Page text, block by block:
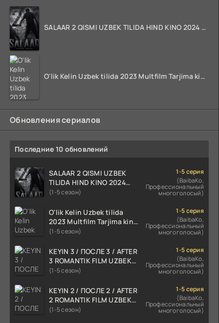
SALAAR 2 QISMI UZBEK TILIDA HIND KINO 2024 TARJIMA 720p HD Skachat
O'lik Kelin Uzbek tilida 2023 Multfilm Tarjima kino skachat
Обновления сериалов
Последние 10 обновлений
SALAAR 2 QISMI UZBEK
TILIDA HIND KINO 2024
TARJIMA 720p HD Skachat
(1-5 сезон)
1-5 серия
(BaibaKo,
Профессиональный
многоголосый)
O'lik Kelin Uzbek tilida
2023 Multfilm Tarjima kino
skachat
(1-5 сезон)
1-5 серия
(BaibaKo,
Профессиональный
многоголосый)
KEYIN 3 / ПОСЛЕ 3 / AFTER
3 ROMANTIK FILM UZBEK
TILIDA 2021 TARJIMA FILM
(1-5 сезон)
1-5 серия
(BaibaKo,
Профессиональный
многоголосый)
KEYIN 2 / ПОСЛЕ 2 / AFTER
2 ROMANTIK FILM UZBEK
TILIDA 2020 TARJIMA FILM
(1-5 сезон)
1-5 серия
(BaibaKo,
Профессиональный
многоголосый)